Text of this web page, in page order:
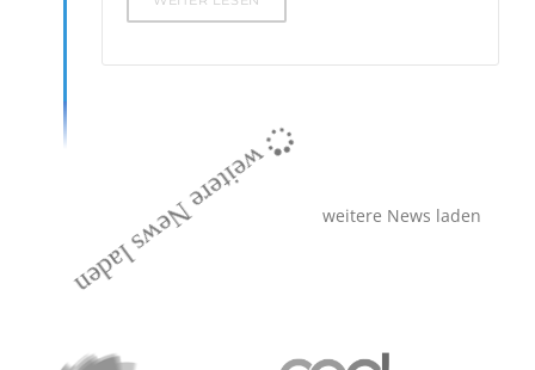
weitere News laden weitere News laden